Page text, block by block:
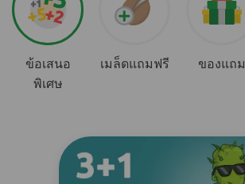
ข้อเสนอ
พิเศษ
เมล็ดแถมฟรี ของแถม